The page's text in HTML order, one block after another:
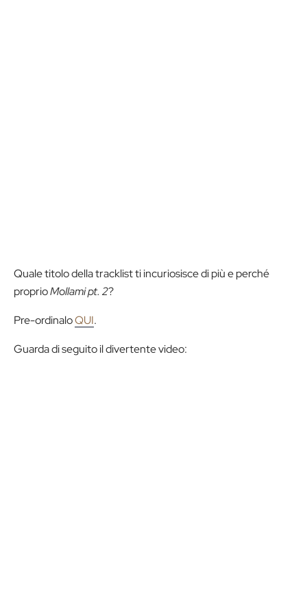
Quale titolo della tracklist ti incuriosisce di più e perché
proprioMollami pt. 2?
Pre-ordinaloQUI.
Guarda di seguito il divertente video: